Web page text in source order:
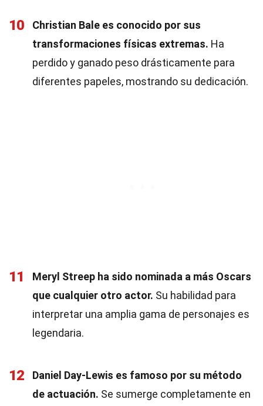
10
Christian Bale es conocido por sus
transformaciones físicas extremas. Ha
perdido y ganado peso drásticamente para
diferentes papeles, mostrando su dedicación.
11
Meryl Streep ha sido nominada a más Oscars
que cualquier otro actor. Su habilidad para
interpretar una amplia gama de personajes es
legendaria.
12
Daniel Day-Lewis es famoso por su método
de actuación. Se sumerge completamente en